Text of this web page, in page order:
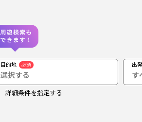
目的地 必須
選択する
出
詳細条件を指定する